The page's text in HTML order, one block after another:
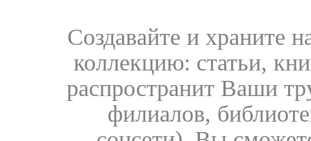
Создавайте и храните
коллекцию: статьи,
распространит Ваши
филиалов,